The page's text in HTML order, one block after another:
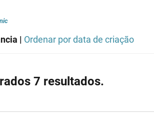
| Ordenar por data de criação
7 resultados.